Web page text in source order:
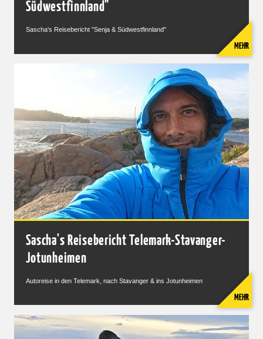
Südwestfinnland"
Sascha's Reisebericht "Senja & Südwestfinnland"
MEHR
Sascha's Reisebericht Telemark-Stavanger-
Jotunheimen
Autoreise in den Telemark, nach Stavanger & ins Jotunheimen
MEHR